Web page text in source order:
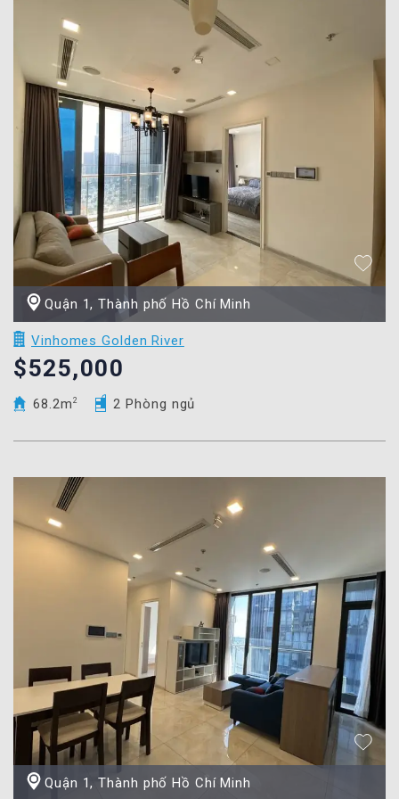
Quận 1, Thành phố Hồ Chí Minh
Vinhomes Golden River
$525,000
68.2m 2 2 Phòng ngủ
Quận 1, Thành phố Hồ Chí Minh